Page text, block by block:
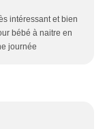
intéressant et bien
bébé à naitre en
journée